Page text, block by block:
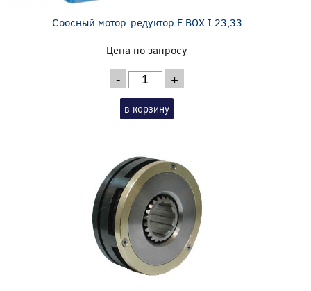
Соосный мотор-редуктор E BOX I 23,33
Цена по запросу
- +
в корзину